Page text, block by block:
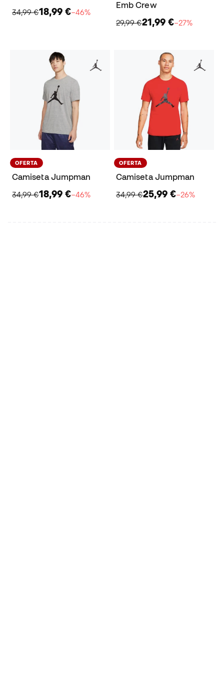
34,99 €18,99 €−46%
Emb Crew
29,99 €21,99 €−27%
OFERTA
Camiseta Jumpman
34,99 €18,99 €−46%
OFERTA
Camiseta Jumpman
34,99 €25,99 €−26%